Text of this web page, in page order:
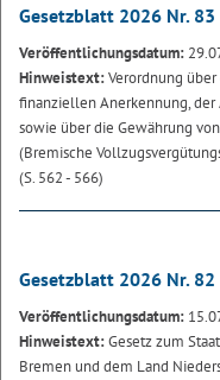
Gesetzblatt 2026 Nr. 83
Veröffentlichungsdatum:
Hinweistext:Verordnung
finanziellen Anerkennung,
sowie über die Gewährung
(Bremische
(S. 562 - 566)
Gesetzblatt 2026 Nr. 82
Veröffentlichungsdatum:
Hinweistext:Gesetz zum
Bremen und dem Land